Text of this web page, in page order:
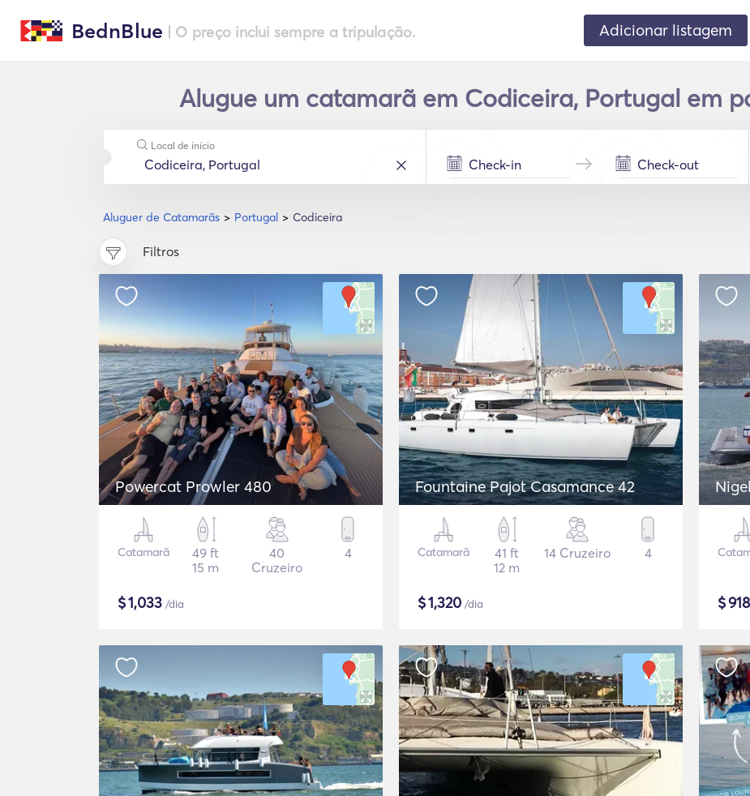
BednBlue | O preço inclui sempre a tripulação. Adicionar listagem
Alugue um catamarã em Codiceira, Portugal em
Aluguer de Catamarãs Portugal Codiceira
Local de início
Filtros
Powercat Prowler 480
Catamarã
49 ft
15 m
40
Cruzeiro
4
$1,033 /dia
Fountaine Pajot Casamance 42
Catamarã
41 ft
12 m
14 Cruzeiro 4
$1,320 /dia $918